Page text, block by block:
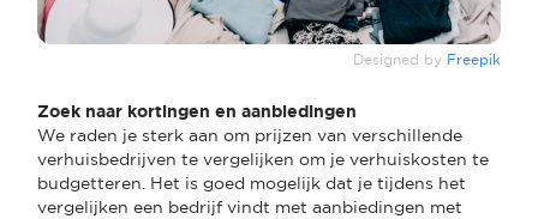
Designed by Freepik
Zoek naar kortingen en aanbiedingen
We raden je sterk aan om prijzen van verschillende
verhuisbedrijven te vergelijken om je verhuiskosten te
budgetteren. Het is goed mogelijk dat je tijdens het
vergelijken een bedrijf vindt met aanbiedingen met